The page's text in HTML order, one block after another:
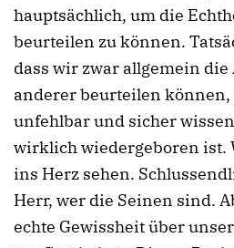
hauptsächlich, um die
beurteilen zu können.
dass wir zwar allgemein
anderer beurteilen
unfehlbar und sicher
wirklich wiedergeboren ist.
ins Herz sehen.
Herr, wer die Seinen sind.
echte Gewissheit über